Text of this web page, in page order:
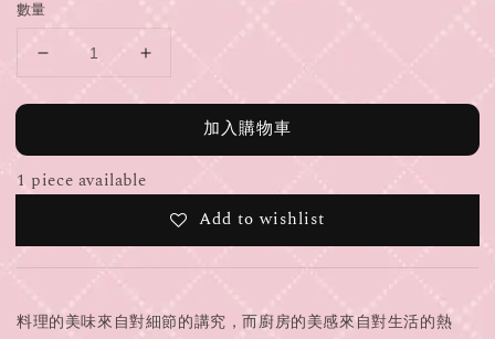
數量
加入購物車
1 piece available
Add to wishlist
料理的美味來自對細節的講究，而廚房的美感來自對生活的熱